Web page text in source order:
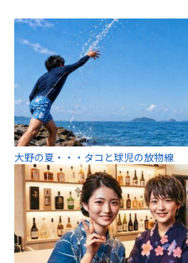
大野の夏・・・タコと球児の放物線